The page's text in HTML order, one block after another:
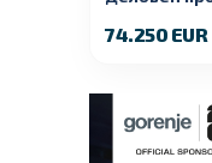
74.250 EUR